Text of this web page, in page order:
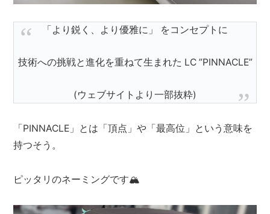
「より鋭く、より優雅に」 をコンセプトに
技術への挑戦と進化を重ねて生まれた LC ”PINNACLE”
(ウェブサイトより一部抜粋)
「PINNACLE」とは「頂点」や「最高位」という意味を
持つそう。
ピッタリのネーミングです🏔